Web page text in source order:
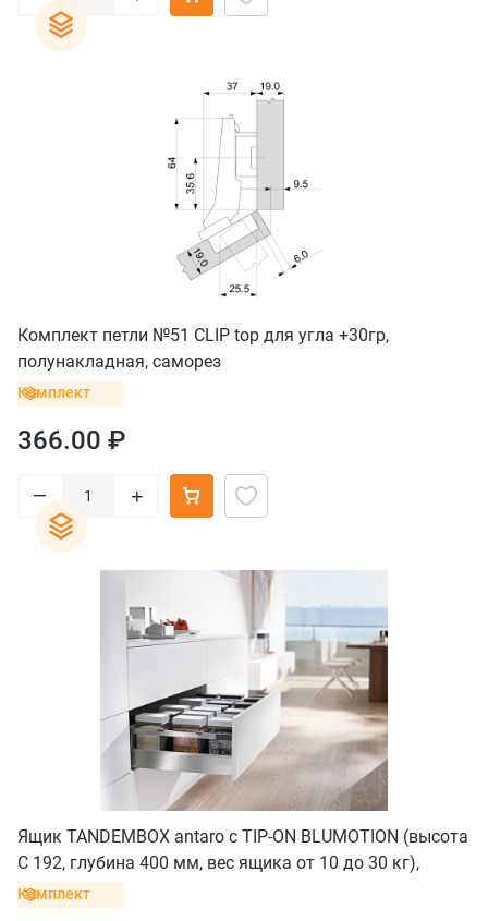
Комплект петли №51 CLIP top для угла +30гр,
полунакладная, саморез
Комплект
366.00 ₽
– +
Ящик TANDEMBOX antaro с TIP-ON BLUMOTION (высота
С 192, глубина 400 мм, вес ящика от 10 до 30 кг),
крепление саморезы, нержавеющая сталь
Комплект